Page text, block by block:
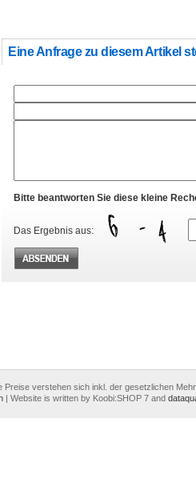
Eine Anfrage zu diesem Artikel
Bitte beantworten Sie diese kleine
Das Ergebnis aus:
Preise verstehen sich inkl. der gesetzlichen
| Website is written by Koobi:SHOP 7 and